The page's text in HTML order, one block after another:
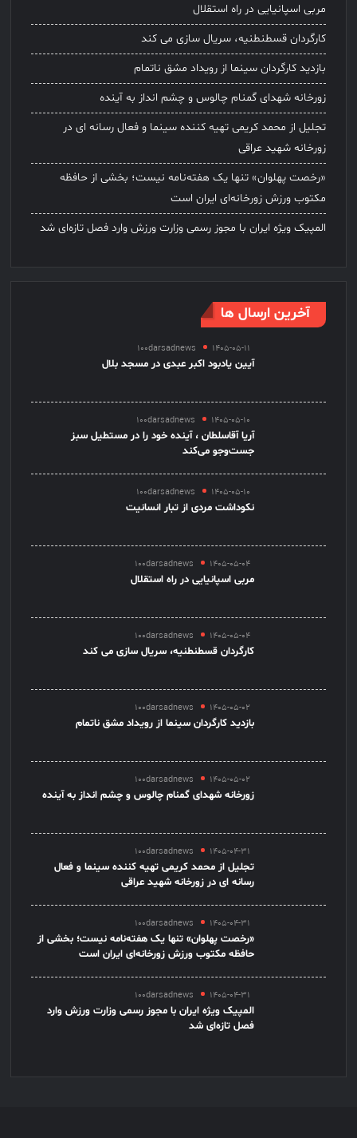
مربی اسپانیایی در راه استقلال
کارگردان قسطنطنیه، سریال سازی می کند
بازدید کارگردان سینما از رویداد مشق ناتمام
زورخانه شهدای گمنام چالوس و چشم انداز به آینده
تجلیل از محمد کریمی تهیه کننده سینما و فعال رسانه ای در
زورخانه شهید عراقی
«رخصت پهلوان» تنها یک هفته‌نامه نیست؛ بخشی از حافظه
مکتوب ورزش زورخانه‌ای ایران است
المپیک ویژه ایران با مجوز رسمی وزارت ورزش وارد فصل تازه‌ای شد
آخرین ارسال ها
100darsadnews 1405-05-11
آیین یادبود اکبر عبدی در مسجد بلال
100darsadnews 1405-05-10
آریا آقاسلطان ، آینده خود را در مستطیل سبز
جست‌وجو می‌کند
100darsadnews 1405-05-10
نکوداشت مردی از تبار انسانیت
100darsadnews 1405-05-04
مربی اسپانیایی در راه استقلال
100darsadnews 1405-05-04
کارگردان قسطنطنیه، سریال سازی می کند
100darsadnews 1405-05-02
بازدید کارگردان سینما از رویداد مشق ناتمام
100darsadnews 1405-05-02
زورخانه شهدای گمنام چالوس و چشم انداز به آینده
100darsadnews 1405-04-31
تجلیل از محمد کریمی تهیه کننده سینما و فعال
رسانه ای در زورخانه شهید عراقی
100darsadnews 1405-04-31
«رخصت پهلوان» تنها یک هفته‌نامه نیست؛ بخشی از
حافظه مکتوب ورزش زورخانه‌ای ایران است
100darsadnews 1405-04-31
المپیک ویژه ایران با مجوز رسمی وزارت ورزش وارد
فصل تازه‌ای شد